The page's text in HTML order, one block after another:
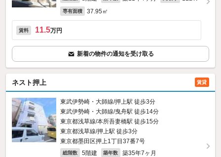
専有面積 37.95㎡
賃料 11.5万円
新着の物件の通知を受け取る
ネスト押上 賃貸
東武伊勢崎・大師線/押上駅 徒歩3分
東武伊勢崎・大師線/曳舟駅 徒歩14分
東京都浅草線/本所吾妻橋駅 徒歩15分
東京都浅草線/押上駅 徒歩3分
東京都墨田区押上1丁目37番7号
総階数 5階建 築年数 築35年7ヶ月